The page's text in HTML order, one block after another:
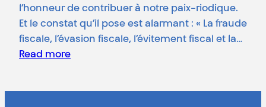
l’honneur de contribuer à notre paix-riodique.
Et le constat qu’il pose est alarmant : « La fraude
fiscale, l’évasion fiscale, l’évitement fiscal et la…
Read more